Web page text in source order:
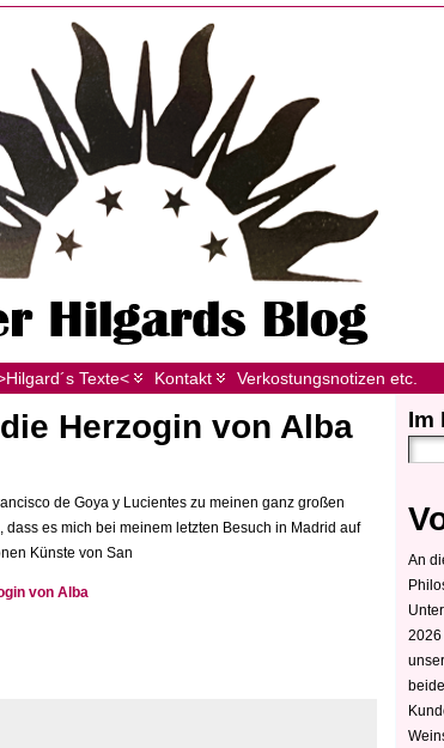
Texte< Kontakt Verkostungsnotizen etc.
Herzogin von Alba
de Goya y Lucientes zu meinen ganz großen
es mich bei meinem letzten Besuch in Madrid auf
Künste von San
von Alba
Im
An
2026